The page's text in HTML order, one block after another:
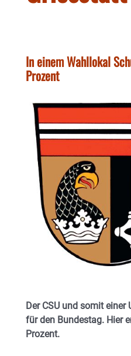
In einem Wahllokal
Prozent
Der CSU und somit
für den Bundestag. Hier
Prozent.